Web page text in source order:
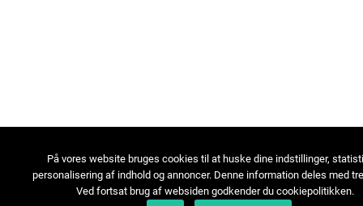
På vores website bruges cookies til at huske dine indstillinger,
personalisering af indhold og annoncer. Denne information deles med
Ved fortsat brug af websiden godkender du cookiepolitikken.